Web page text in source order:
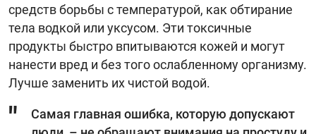
средств борьбы с температурой, как обтирание
тела водкой или уксусом. Эти токсичные
продукты быстро впитываются кожей и могут
нанести вред и без того ослабленному организму.
Лучше заменить их чистой водой.
Самая главная ошибка, которую допускают